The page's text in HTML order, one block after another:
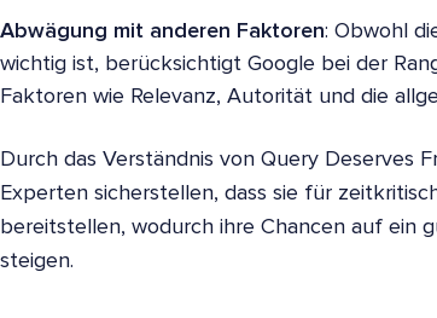
Abwägung mit anderen Faktoren: Obwohl
wichtig ist, berücksichtigt Google bei der
Faktoren wie Relevanz, Autorität und die
Durch das Verständnis von Query Deserves
Experten sicherstellen, dass sie für
bereitstellen, wodurch ihre Chancen auf ein
steigen.